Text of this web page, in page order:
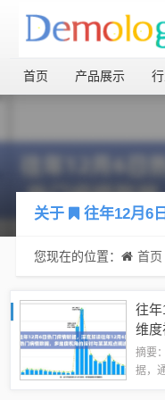
首页 产品展示
关于 往年12月6
您现在的位置： 首页
往
维
摘要
据，